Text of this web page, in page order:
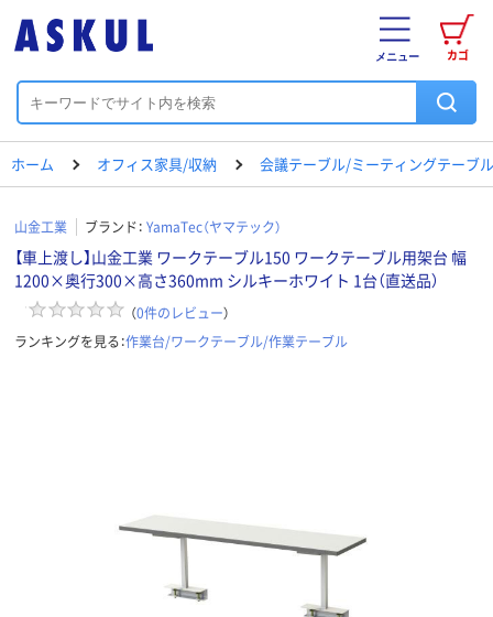
カゴ
メニュー
ホーム オフィス家具/収納 会議テーブル/ミーティングテーブル
山金工業 ブランド： YamaTec（ヤマテック）
【車上渡し】山金工業 ワークテーブル150 ワークテーブル用架台 幅
1200×奥行300×高さ360mm シルキーホワイト 1台（直送品）
（0件のレビュー）
ランキングを見る：作業台/ワークテーブル/作業テーブル